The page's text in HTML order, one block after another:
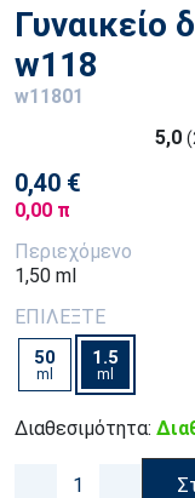
Γυναικείο
w118
w11801
5,0
0,40 €
0,00 π
Περιεχόμενο
1,50 ml
ΕΠΙΛΕΞΤΕ
50
ml
1.5
ml
Διαθεσιμότητα: